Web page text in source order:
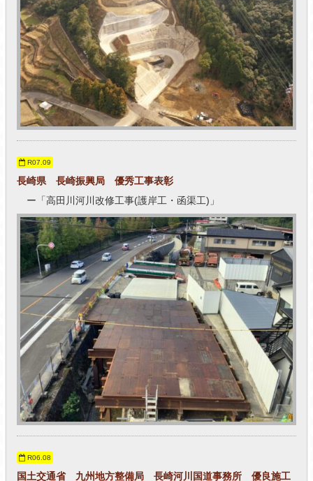
R07.09
長崎県 長崎振興局 優秀工事表彰
ー「高田川河川改修工事(護岸工・函渠工)」
R06.08
国土交通省 九州地方整備局 長崎河川国道事務所 優良施工